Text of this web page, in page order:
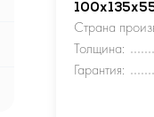
Страна
Толщина:
Гарантия: